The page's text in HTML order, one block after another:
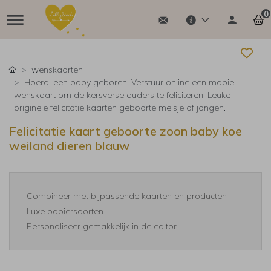
0
wenskaarten
Hoera, een baby geboren! Verstuur online een mooie
wenskaart om de kersverse ouders te feliciteren. Leuke
originele felicitatie kaarten geboorte meisje of jongen.
Felicitatie kaart geboorte zoon baby koe
weiland dieren blauw
Combineer met bijpassende kaarten en producten
Luxe papiersoorten
Personaliseer gemakkelijk in de editor